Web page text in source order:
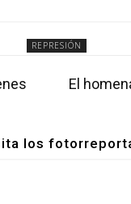
REPRESIÓN
El
los